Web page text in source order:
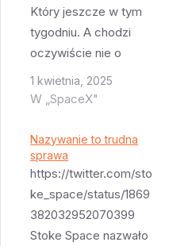
Który jeszcze w tym
tygodniu. A chodzi
oczywiście nie o
koniec sezonu White
Lotus (który polecam)
14 poleci w drugi lot
czy nie. Rzeczony
booster dotarł dziś na
platformę i jest na niej
instalowany. Jak
wszystko dobrze
1 kwietnia, 2025
W „SpaceX"
Nazywanie to trudna
sprawa
https://twitter.com/sto
ke_space/status/1869
382032952070399
Stoke Space nazwało